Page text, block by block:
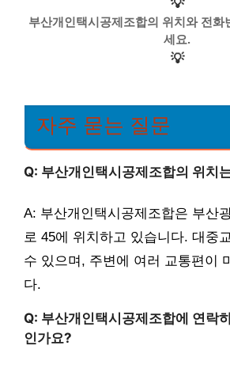
💡
부산개인택시공제조합의 위치와 전화
세요.
💡
자주 묻는 질문
Q: 부산개인택시공제조합의 위치
A: 부산개인택시공제조합은 부산
로 45에 위치하고 있습니다. 대중
수 있으며, 주변에 여러 교통편이
다.
Q: 부산개인택시공제조합에 연락
인가요?